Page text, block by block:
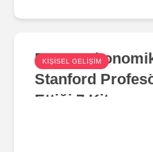
KIŞISEL GELIŞIM
Dünya
Stanford
Ettiği 7 Kitap